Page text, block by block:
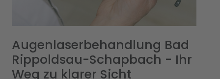
Augenlaserbehandlung Bad
Rippoldsau-Schapbach - Ihr
Weg zu klarer Sicht